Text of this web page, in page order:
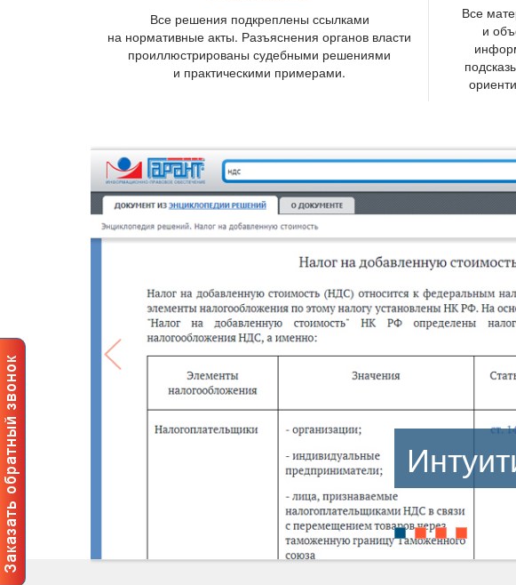
се решения подкреплены ссылками
на нормативные акты. Разъяснения органов власти
проиллюстрированы судебными решениями
и практическими примерами.
се
и